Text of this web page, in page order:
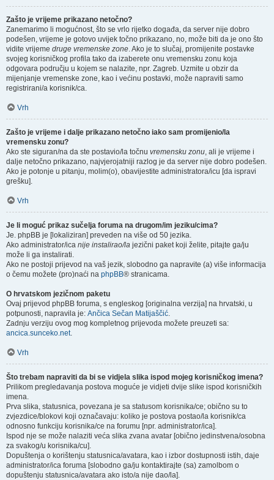
Zašto je vrijeme prikazano netočno?
Zanemarimo li mogućnost, što se vrlo rijetko događa, da server nije dobro
podešen, vrijeme je gotovo uvijek točno prikazano, no, može biti da je ono što
vidite vrijeme druge vremenske zone. Ako je to slučaj, promijenite postavke
svojeg korisničkog profila tako da izaberete onu vremensku zonu koja
odgovara području u kojem se nalazite, npr. Zagreb. Uzmite u obzir da
mijenjanje vremenske zone, kao i većinu postavki, može napraviti samo
registrirani/a korisnik/ca.
Vrh
Zašto je vrijeme i dalje prikazano netočno iako sam promijenio/la
vremensku zonu?
Ako ste siguran/na da ste postavio/la točnu vremensku zonu, ali je vrijeme i
dalje netočno prikazano, najvjerojatniji razlog je da server nije dobro podešen.
Ako je potonje u pitanju, molim(o), obavijestite administratora/icu [da ispravi
grešku].
Vrh
Je li moguć prikaz sučelja foruma na drugom/im jeziku/cima?
Je. phpBB je [lokaliziran] preveden na više od 50 jezika.
Ako administrator/ica nije instalirao/la jezični paket koji želite, pitajte ga/ju
može li ga instalirati.
Ako ne postoji prijevod na vaš jezik, slobodno ga napravite (a) više informacija
o čemu možete (pro)naći na phpBB® stranicama.
O hrvatskom jezičnom paketu
Ovaj prijevod phpBB foruma, s engleskog [originalna verzija] na hrvatski, u
potpunosti, napravila je: Ančica Sečan Matijaščić.
Zadnju verziju ovog mog kompletnog prijevoda možete preuzeti sa:
ancica.sunceko.net.
Vrh
Što trebam napraviti da bi se vidjela slika ispod mojeg korisničkog imena?
Prilikom pregledavanja postova moguće je vidjeti dvije slike ispod korisničkih
imena.
Prva slika, statusnica, povezana je sa statusom korisnika/ce; obično su to
zvjezdice/blokovi koji označavaju: koliko je postova postao/la korisnik/ca
odnosno funkciju korisnika/ce na forumu [npr. administrator/ica].
Ispod nje se može nalaziti veća slika zvana avatar [obično jedinstvena/osobna
za svakog/u korisnika/cu].
Dopuštenja o korištenju statusnica/avatara, kao i izbor dostupnosti istih, daje
administrator/ica foruma [slobodno ga/ju kontaktirajte (sa) zamolbom o
dopuštenju statusnica/avatara ako isto/a nije dao/la].